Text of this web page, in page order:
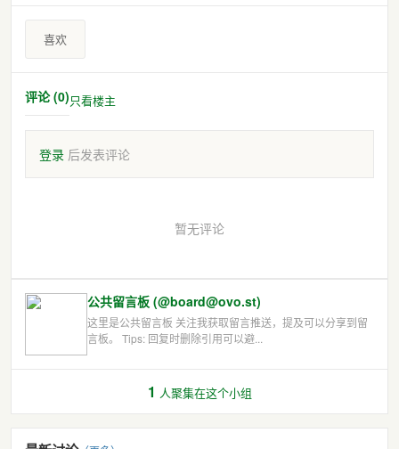
喜欢
评论 (0)只看楼主
登录 后发表评论
暂无评论
公共留言板 (@board@ovo.st)
这里是公共留言板 关注我获取留言推送，提及可以分享到留
言板。 Tips: 回复时删除引用可以避...
1 人聚集在这个小组